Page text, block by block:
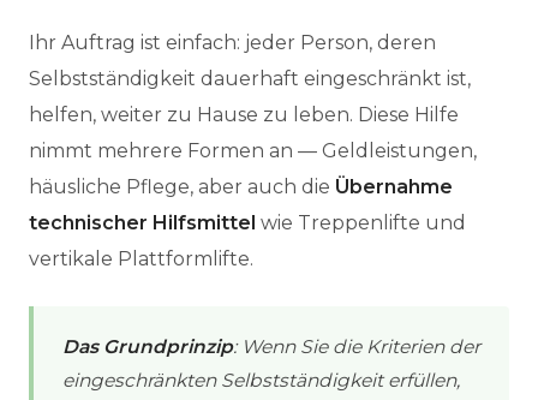
Ihr Auftrag ist einfach: jeder Person, deren
Selbstständigkeit dauerhaft eingeschränkt ist,
helfen, weiter zu Hause zu leben. Diese Hilfe
nimmt mehrere Formen an — Geldleistungen,
häusliche Pflege, aber auch die Übernahme
technischer Hilfsmittel wie Treppenlifte und
vertikale Plattformlifte.
Das Grundprinzip: Wenn Sie die Kriterien der
eingeschränkten Selbstständigkeit erfüllen,